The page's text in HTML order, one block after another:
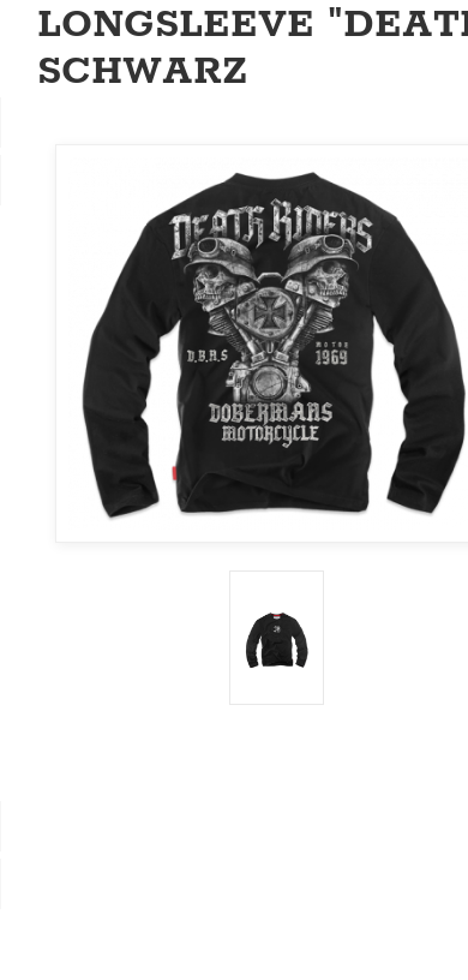
LONGSLEEVE
SCHWARZ